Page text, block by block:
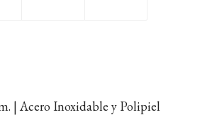
| Acero Inoxidable y Polipiel